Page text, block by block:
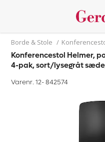
Borde & Stole /
Konferencestol Helmer,
4-pak, sort/lysegråt
Varenr. 12-842574